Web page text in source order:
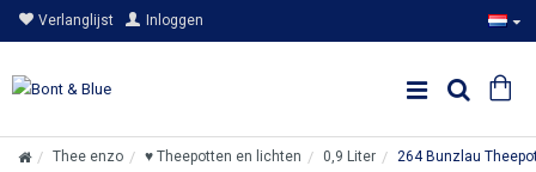
Verlanglijst Inloggen
Thee enzo ♥ Theepotten en lichten 0,9 Liter 264 Bunzlau